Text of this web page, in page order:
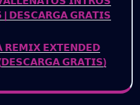
| 𝗗𝗘𝗦𝗖𝗔𝗥𝗚𝗔 𝗚𝗥𝗔𝗧𝗜𝗦
𝗥𝗘𝗠𝗜𝗫 𝗘𝗫𝗧𝗘𝗡𝗗𝗘𝗗
𝗚𝗥𝗔𝗧𝗜𝗦)